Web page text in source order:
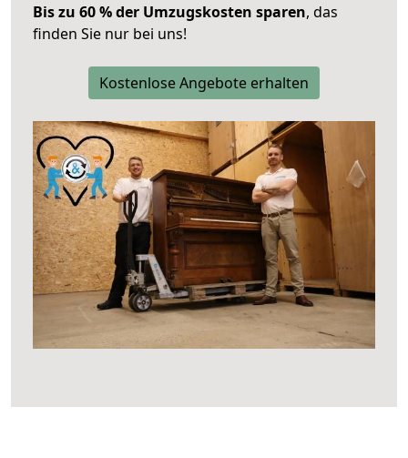
Bis zu 60 % der Umzugskosten sparen, das
finden Sie nur bei uns!
Kostenlose Angebote erhalten